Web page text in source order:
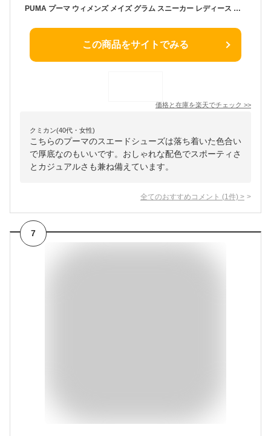
PUMA プーマ ウィメンズ メイズ グラム スニーカー レディース 白 厚底 おしゃれ かわいい シンプル ウィメンズ メイズ 白 メタリック加工 スウェード シューズ 通勤 通学 カジュアル スポーツ ローカット 厚底ソール 393068 02 01
この商品をサイトでみる
価格と在庫を楽天でチェック >>
クミカン(40代・女性)
こちらのプーマのスエードシューズは落ち着いた色合い
で厚底なのもいいです。おしゃれな配色でスポーティさ
とカジュアルさも兼ね備えています。
全てのおすすめコメント (1 件) >
7